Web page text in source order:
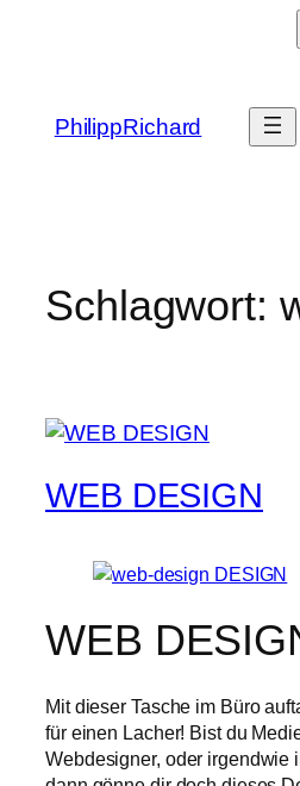
PhilippRichard
Schlagwort:
WEB DESIGN
WEB
Mit dieser Tasche im Büro
für einen Lacher! Bist du
Webdesigner, oder irgendwie